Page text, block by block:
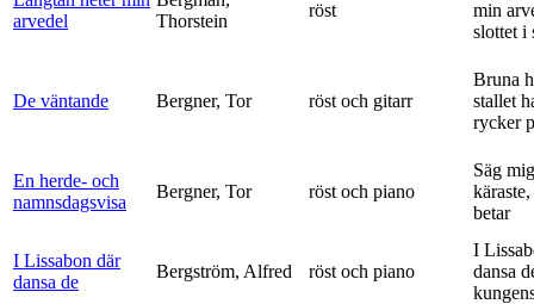
arvedel
Thorstein
röst
min
slottet i
De väntande Bergner, Tor röst och gitarr
Bruna
stallet
rycker
En herde- och
namnsdagsvisa
Bergner, Tor röst och piano
Säg
betar
I Lissabon där
dansa de
Bergström, Alfred röst och piano
I
dansa